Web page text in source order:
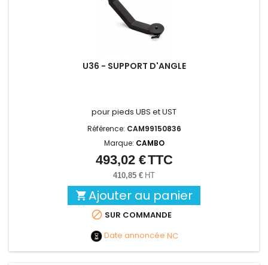
U36 - SUPPORT D'ANGLE
pour pieds UBS et UST
Référence: CAM99150836
Marque: CAMBO
Prix
493,02 €TTC
410,85 € HT
 Ajouter au panier
 SUR COMMANDE
Date annoncée NC